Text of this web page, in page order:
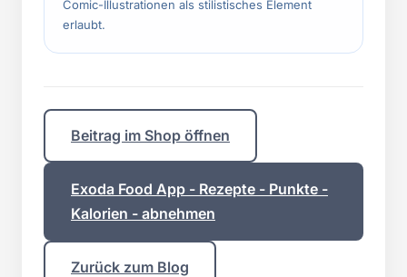
Comic-Illustrationen als stilistisches Element
erlaubt.
Beitrag im Shop öffnen
Exoda Food App - Rezepte - Punkte -
Kalorien - abnehmen
Zurück zum Blog